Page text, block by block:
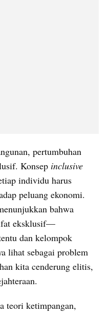
pertumbuhan
Konsep inclusive
individu harus
peluang ekonomi.
bahwa
eksklusif—
dan kelompok
lihat sebagai problem
kita cenderung elitis,
teori ketimpangan,